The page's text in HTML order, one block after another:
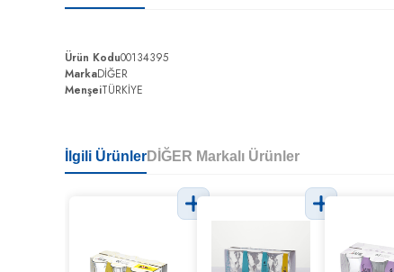
Ürün Kodu00134395
MarkaDİĞER
MenşeiTÜRKİYE
İlgili ÜrünlerDİĞER Markalı Ürünler